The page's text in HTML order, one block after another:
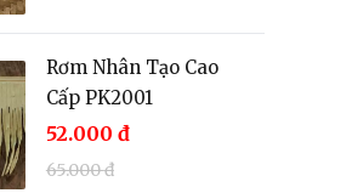
Cấp PK2001
52.000đ
65.000đ